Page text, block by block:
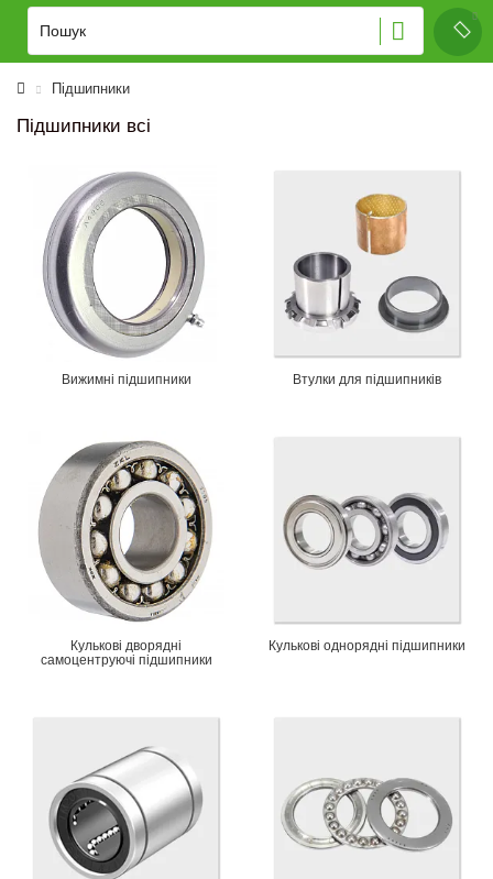
Підшипники
Підшипники всі
Вижимні підшипники Втулки для підшипників
Кулькові дворядні
самоцентруючі підшипники
Кулькові однорядні підшипники